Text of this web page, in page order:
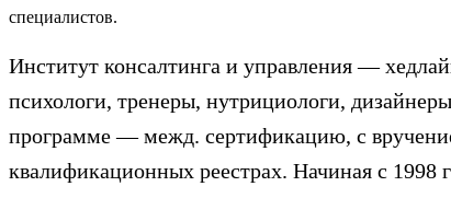
специалистов.
Институт консалтинга и управления —
психологи, тренеры, нутрициологи,
программе — межд. сертификацию, с
квалификационных реестрах. Начиная с